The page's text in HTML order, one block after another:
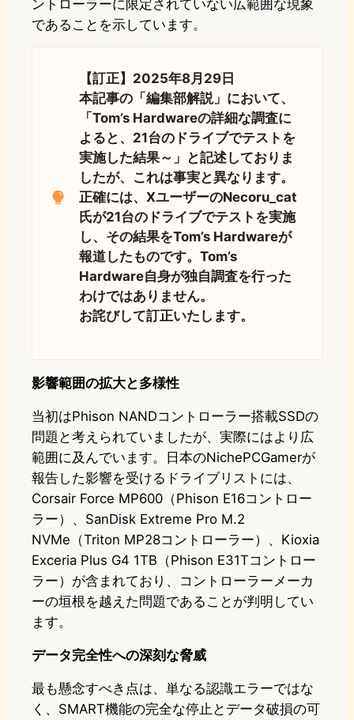
ントローラーに限定されていない広範囲な現象
であることを示しています。
【訂正】2025年8月29日
本記事の「編集部解説」において、
「Tom’s Hardwareの詳細な調査に
よると、21台のドライブでテストを
実施した結果～」と記述しておりま
したが、これは事実と異なります。
正確には、XユーザーのNecoru_cat
氏が21台のドライブでテストを実施
し、その結果をTom’s Hardwareが
報道したものです。Tom’s
Hardware自身が独自調査を行った
わけではありません。
お詫びして訂正いたします。
影響範囲の拡大と多様性
当初はPhison NANDコントローラー搭載SSDの
問題と考えられていましたが、実際にはより広
範囲に及んでいます。日本のNichePCGamerが
報告した影響を受けるドライブリストには、
Corsair Force MP600（Phison E16コントロー
ラー）、SanDisk Extreme Pro M.2
NVMe（Triton MP28コントローラー）、Kioxia
Exceria Plus G4 1TB（Phison E31Tコントロー
ラー）が含まれており、コントローラーメーカ
ーの垣根を越えた問題であることが判明してい
ます。
データ完全性への深刻な脅威
最も懸念すべき点は、単なる認識エラーではな
く、SMART機能の完全な停止とデータ破損の可